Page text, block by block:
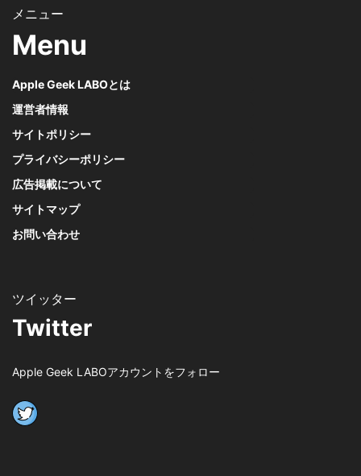
Menu
Apple Geek LABOとは
運営者情報
サイトポリシー
プライバシーポリシー
広告掲載について
サイトマップ
お問い合わせ
Twitter
Apple Geek LABOアカウントをフォロー